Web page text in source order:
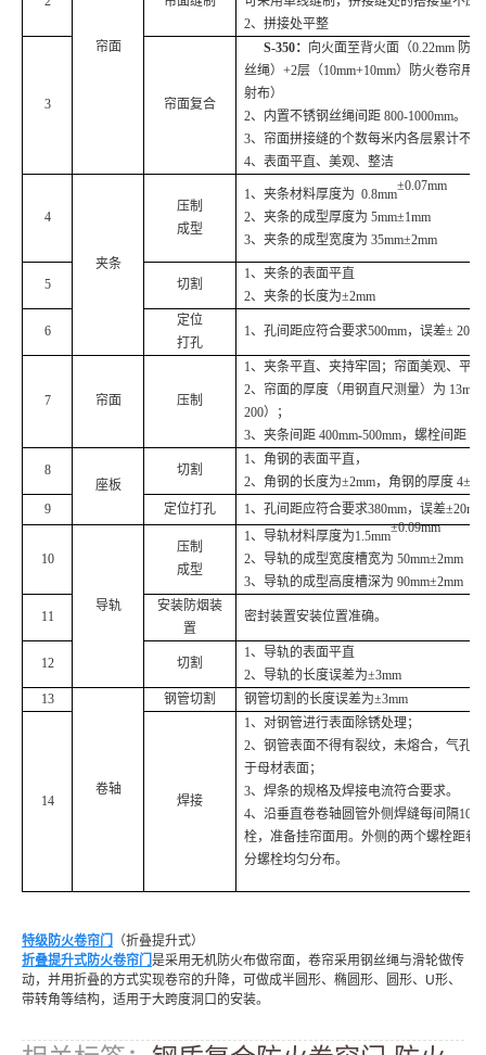
帘面
2、拼接处平整
3 帘面复合
S-350：
向火面至背火面（0.22mm 防
丝绳）+2层 （10mm+10mm）防火卷帘
射布）
2、内置不锈钢丝绳间距 800-1000mm。
3、帘面拼接缝的个数每米内各层累计不
4、表面平直、美观、整洁
4
夹条
压制
成型
1、夹条材料厚度为 0.8mm
±0.07mm
2、夹条的成型厚度为 5mm±1mm
3、夹条的成型宽度为 35mm±2mm
5 切割
1、夹条的表面平直
2、夹条的长度为±2mm
6
定位
打孔
1、孔间距应符合要求500mm，误差±
7 帘面 压制
1、夹条平直、夹持牢固；帘面美观、平
2、帘面的厚度（用钢直尺测量）为
200）；
3、夹条间距 400mm-500mm，螺栓间距
8
座板
切割
1、角钢的表面平直，
2、角钢的长度为±2mm，角钢的厚度
9
定位打孔 1、孔间距应符合要求380mm，误差
10
导轨
压制
成型
1、导轨材料厚度为1.5mm
±0.09mm
2、导轨的成型宽度槽宽为 50mm±2mm
3、导轨的成型高度槽深为 90mm±2mm
11
安装防烟装
置
密封装置安装位置准确。
12 切割
1、导轨的表面平直
2、导轨的长度误差为±3mm
13
卷轴
钢管切割 钢管切割的长度误差为±3mm
14 焊接
1、对钢管进行表面除锈处理；
2、钢管表面不得有裂纹，未熔合，气孔
于母材表面；
3、焊条的规格及焊接电流符合要求。
4、沿垂直卷卷轴圆管外侧焊缝每间隔
栓，准备挂帘面用。 外侧的两个螺栓距卷
分螺栓均匀分布。
特级防火卷帘门
（折叠提升式）
折叠提升式防火卷帘门是采用无机防火布做帘面，卷帘采用钢丝绳与滑轮做传
动，并用折叠的方式实现卷帘的升降，可做成半圆形、椭圆形、圆形、U形、
带转角等结构，适用于大跨度洞口的安装。